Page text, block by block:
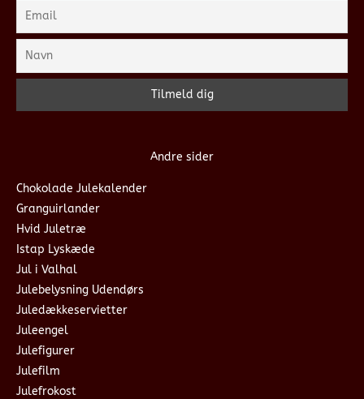
Andre sider
Chokolade Julekalender
Granguirlander
Hvid Juletræ
Istap Lyskæde
Jul i Valhal
Julebelysning Udendørs
Juledækkeservietter
Juleengel
Julefigurer
Julefilm
Julefrokost